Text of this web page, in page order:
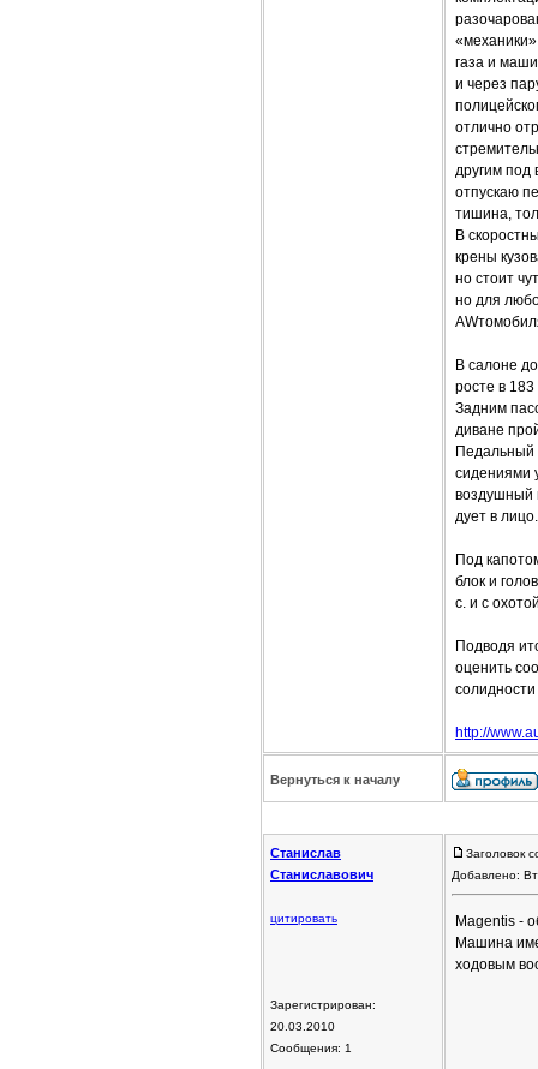
газа и
и через
отлично
другим под
отпускаю
тишина,
В
крены
но стоит
но для
В салоне
росте в
Задним
диване
Педальный
сидениями
воздушный
дует в лицо.
Под
блок и
с. и с
Подводя
оценить
http://
Вернуться к началу
Станислав
Станиславович
цитировать
Зарегистрирован:
20.03.2010
Сообщения: 1
Заголовок
Добавлено:
Magentis -
Машина
ходовым